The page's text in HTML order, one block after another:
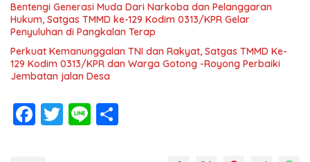
Bentengi Generasi Muda Dari Narkoba dan Pelanggaran
Hukum, Satgas TMMD ke-129 Kodim 0313/KPR Gelar
Penyuluhan di Pangkalan Terap
Perkuat Kemanunggalan TNI dan Rakyat, Satgas TMMD Ke-
129 Kodim 0313/KPR dan Warga Gotong -Royong Perbaiki
Jembatan jalan Desa
F T Li